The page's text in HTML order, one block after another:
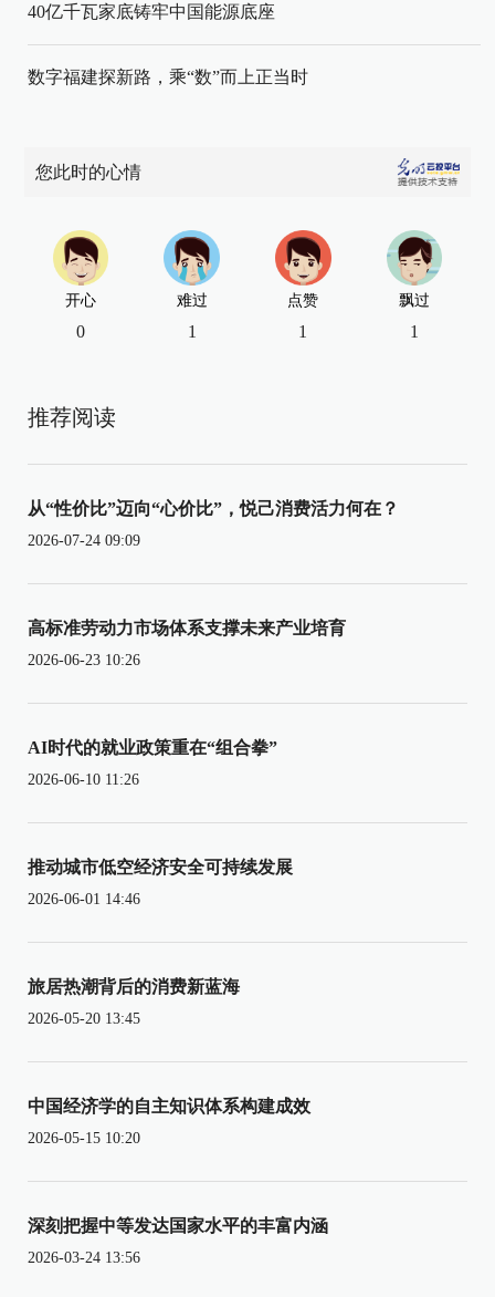
40亿千瓦家底铸牢中国能源底座
数字福建探新路，乘“数”而上正当时
您此时的心情
开心
0
难过
1
点赞
1
飘过
1
推荐阅读
从“性价比”迈向“心价比”，悦己消费活力何在？
2026-07-24 09:09
高标准劳动力市场体系支撑未来产业培育
2026-06-23 10:26
AI时代的就业政策重在“组合拳”
2026-06-10 11:26
推动城市低空经济安全可持续发展
2026-06-01 14:46
旅居热潮背后的消费新蓝海
2026-05-20 13:45
中国经济学的自主知识体系构建成效
2026-05-15 10:20
深刻把握中等发达国家水平的丰富内涵
2026-03-24 13:56